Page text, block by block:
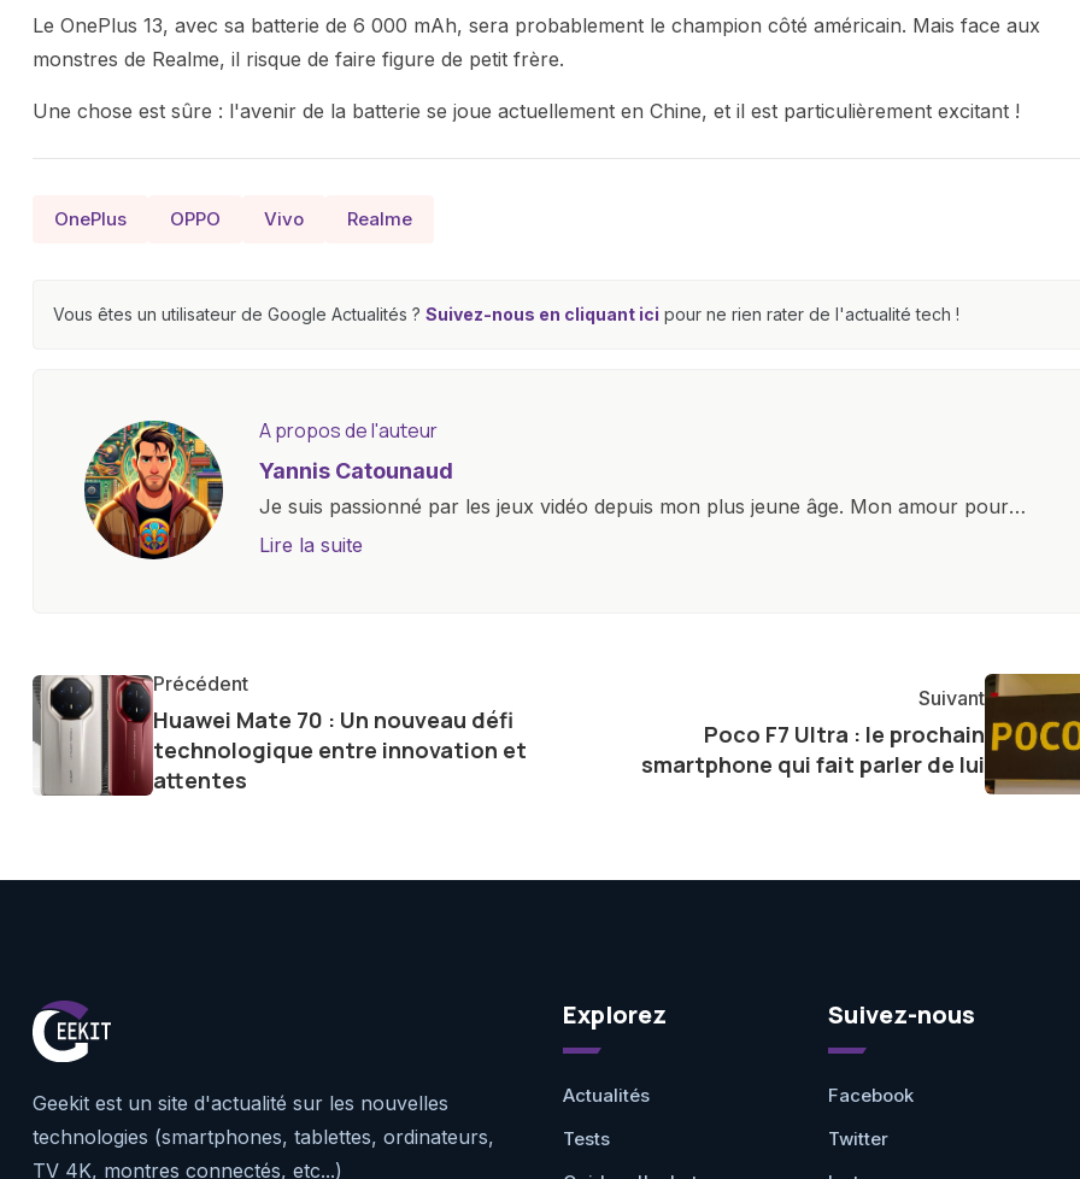
Le OnePlus 13, avec sa batterie de 6 000 mAh, sera probablement le champion côté américain. Mais face aux
monstres de Realme, il risque de faire figure de petit frère.
Une chose est sûre : l'avenir de la batterie se joue actuellement en Chine, et il est particulièrement excitant !
OnePlus OPPO Vivo Realme
Vous êtes un utilisateur de Google Actualités ? Suivez-nous en cliquant ici pour ne rien rater de l'actualité tech !
A propos de l'auteur
Yannis Catounaud
Je suis passionné par les jeux vidéo depuis mon plus jeune âge. Mon amour pour
l'univers numérique m'a conduit à explorer constamment les dernières avancées dans
communauté en ligne. Mon engagement envers l'exploration constante des frontières
de la technologie me permet de présenter aux lecteurs un aperçu captivant de ce que
le futur numérique nous réserve.
Lire la suite
Précédent
Huawei Mate 70 : Un nouveau défi
technologique entre innovation et
attentes
Suivant
Poco F7 Ultra : le prochain
smartphone qui fait parler de lui
Geekit est un site d'actualité sur les nouvelles
technologies (smartphones, tablettes, ordinateurs,
TV 4K, montres connectés, etc...)
Explorez
Actualités
Tests
Suivez-nous
Facebook
Twitter